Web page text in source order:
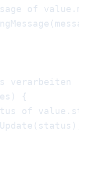
of
verarbeiten
{
of